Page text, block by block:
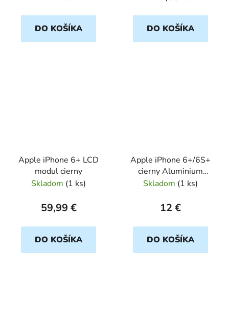
DO KOŠÍKA DO KOŠÍKA
Apple iPhone 6+ LCD
modul cierny
Skladom (1 ks)
59,99 €
DO KOŠÍKA
Apple iPhone 6+/6S+
cierny Aluminium
BUMPER
Skladom (1 ks)
12 €
DO KOŠÍKA